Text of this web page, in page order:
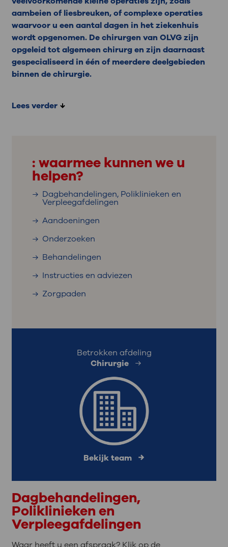
aambeien of liesbreuken, of complexe operaties
waarvoor u een aantal dagen in het ziekenhuis
wordt opgenomen. De chirurgen van OLVG zijn
opgeleid tot algemeen chirurg en zijn daarnaast
gespecialiseerd in één of meerdere deelgebieden
binnen de chirurgie.
Lees verder
: waarmee kunnen we u
helpen?
Dagbehandelingen, Poliklinieken en
Verpleegafdelingen
Aandoeningen
Onderzoeken
Behandelingen
Instructies en adviezen
Zorgpaden
Betrokken afdeling
Chirurgie
Bekijk team
Dagbehandelingen,
Poliklinieken en
Verpleegafdelingen